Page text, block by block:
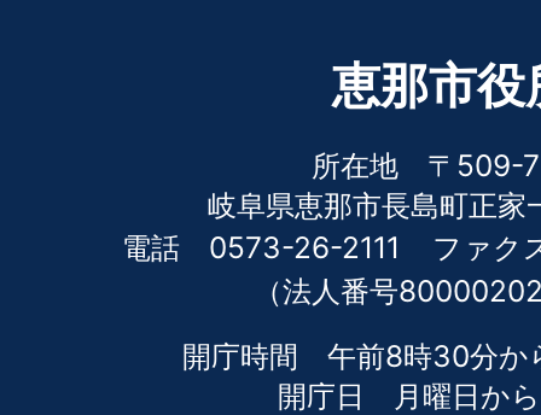
恵那市役
所在地 〒509-
岐阜県恵那市長島町正家
電話 0573-26-2111
ファ
（法人番号
開庁時間 午前8時30分か
開庁日 月曜日か